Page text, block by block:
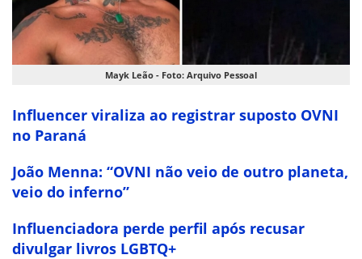
Mayk Leão - Foto: Arquivo Pessoal
Influencer viraliza ao registrar suposto OVNI
no Paraná
João Menna: “OVNI não veio de outro planeta,
veio do inferno”
Influenciadora perde perfil após recusar
divulgar livros LGBTQ+